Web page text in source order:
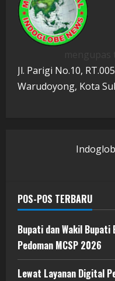
Jl. Parigi No.10,
Warudoyong, Kota
POS-POS TERBARU
Bupati dan Wakil Bupati
Pedoman MCSP 2026
Lewat Layanan Digital